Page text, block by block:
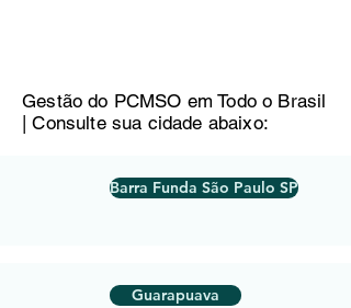
Gestão do PCMSO em Todo o Brasil
| Consulte sua cidade abaixo:
Barra Funda São Paulo SP
Guarapuava